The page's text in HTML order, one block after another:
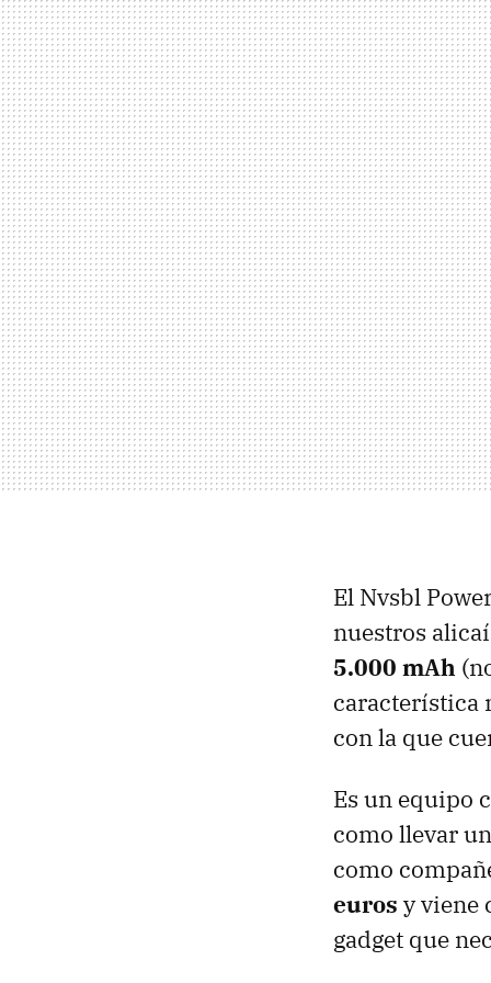
El Nvsbl
nuestros
5.000 mAh
característica
con la que
Es un equipo
como llevar
como
euros y viene
gadget que